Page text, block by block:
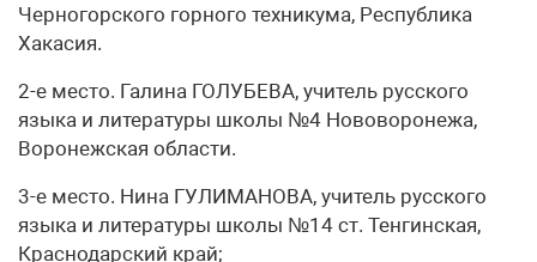
Черногорского горного техникума, Республика
Хакасия.
2-е место. Галина ГОЛУБЕВА, учитель русского
языка и литературы школы №4 Нововоронежа,
Воронежская области.
3-е место. Нина ГУЛИМАНОВА, учитель русского
языка и литературы школы №14 ст. Тенгинская,
Краснодарский край;